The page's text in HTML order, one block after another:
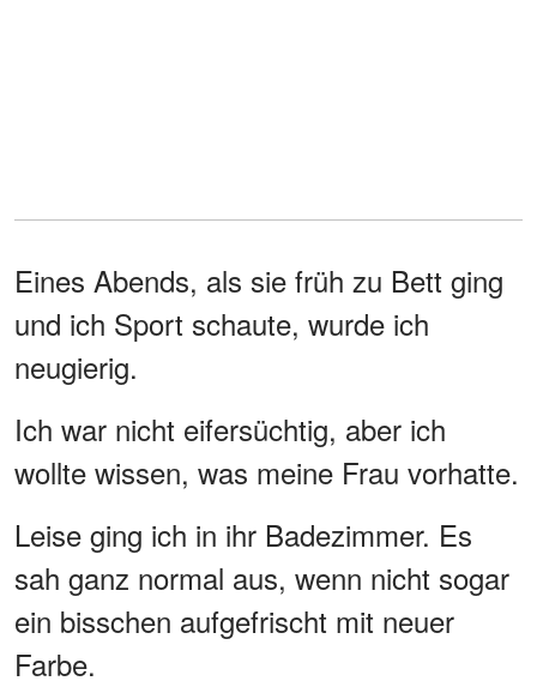
Eines Abends, als sie früh zu Bett ging
und ich Sport schaute, wurde ich
neugierig.
Ich war nicht eifersüchtig, aber ich
wollte wissen, was meine Frau vorhatte.
Leise ging ich in ihr Badezimmer. Es
sah ganz normal aus, wenn nicht sogar
ein bisschen aufgefrischt mit neuer
Farbe.